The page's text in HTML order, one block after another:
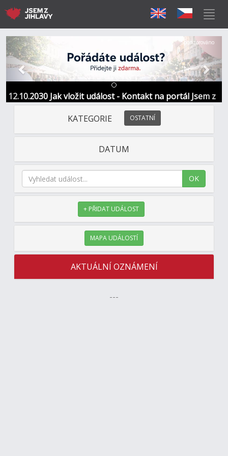
12.10.2030 Jak vložit událost - Kontakt na portál Jsem z
Jihlavy
Předchozí Další
Sponzorováno
KATEGORIE OSTATNÍ
DATUM
OK
+ PŘIDAT UDÁLOST
MAPA UDÁLOSTÍ
AKTUÁLNÍ OZNÁMENÍ
---